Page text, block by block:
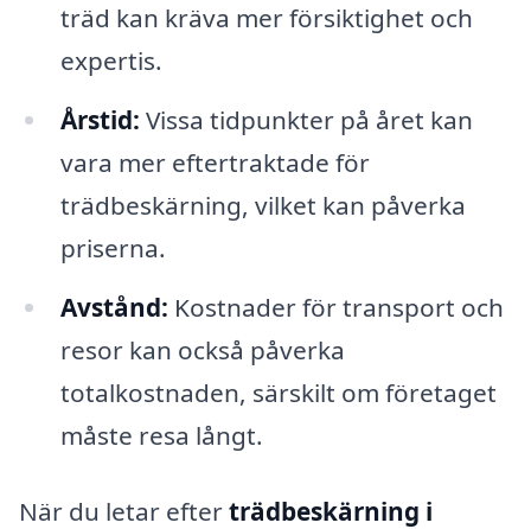
träd kan kräva mer försiktighet och
expertis.
Årstid: Vissa tidpunkter på året kan
vara mer eftertraktade för
trädbeskärning, vilket kan påverka
priserna.
Avstånd: Kostnader för transport och
resor kan också påverka
totalkostnaden, särskilt om företaget
måste resa långt.
När du letar efterträdbeskärning i